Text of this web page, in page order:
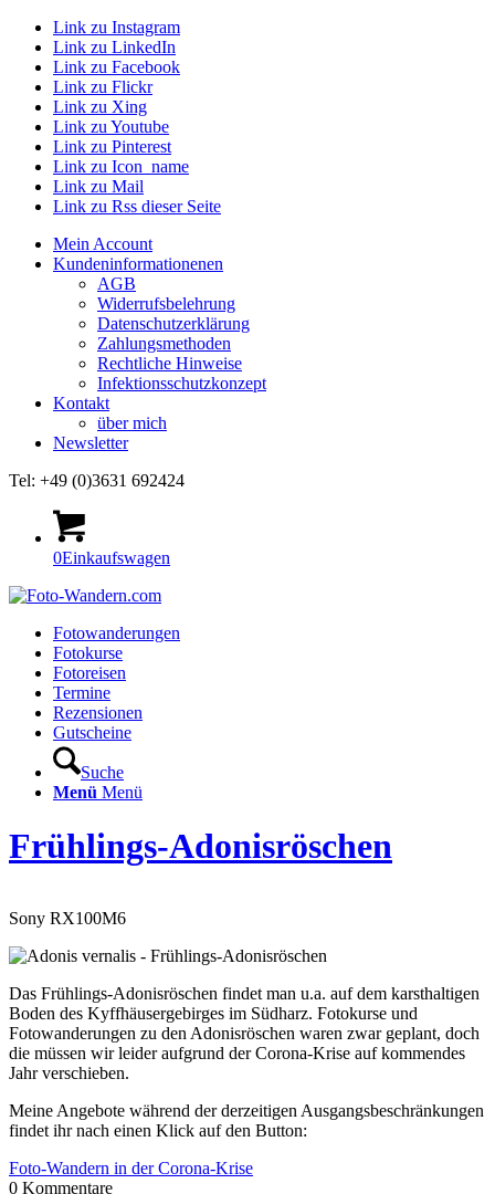
Link zu Instagram
Link zu LinkedIn
Link zu Facebook
Link zu Flickr
Link zu Xing
Link zu Youtube
Link zu Pinterest
Link zu Icon_name
Link zu Mail
Link zu Rss dieser Seite
Mein Account
Kundeninformationenen
AGB
Widerrufsbelehrung
Datenschutzerklärung
Zahlungsmethoden
Rechtliche Hinweise
Infektionsschutzkonzept
Kontakt
über mich
Newsletter
Tel: +49 (0)3631 692424
0Einkaufswagen
Fotowanderungen
Fotokurse
Fotoreisen
Termine
Rezensionen
Gutscheine
Suche
Menü Menü
Frühlings-Adonisröschen
Sony RX100M6
Das Frühlings-Adonisröschen findet man u.a. auf dem karsthaltigen
Boden des Kyffhäusergebirges im Südharz. Fotokurse und
Fotowanderungen zu den Adonisröschen waren zwar geplant, doch
die müssen wir leider aufgrund der Corona-Krise auf kommendes
Jahr verschieben.
Meine Angebote während der derzeitigen Ausgangsbeschränkungen
findet ihr nach einen Klick auf den Button:
Foto-Wandern in der Corona-Krise
0 Kommentare